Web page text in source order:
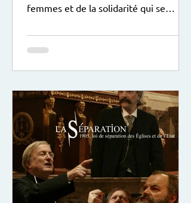
femmes et de la solidarité qui se
programme : expositions , soirées,
stages, sorties... plus de détails ci-